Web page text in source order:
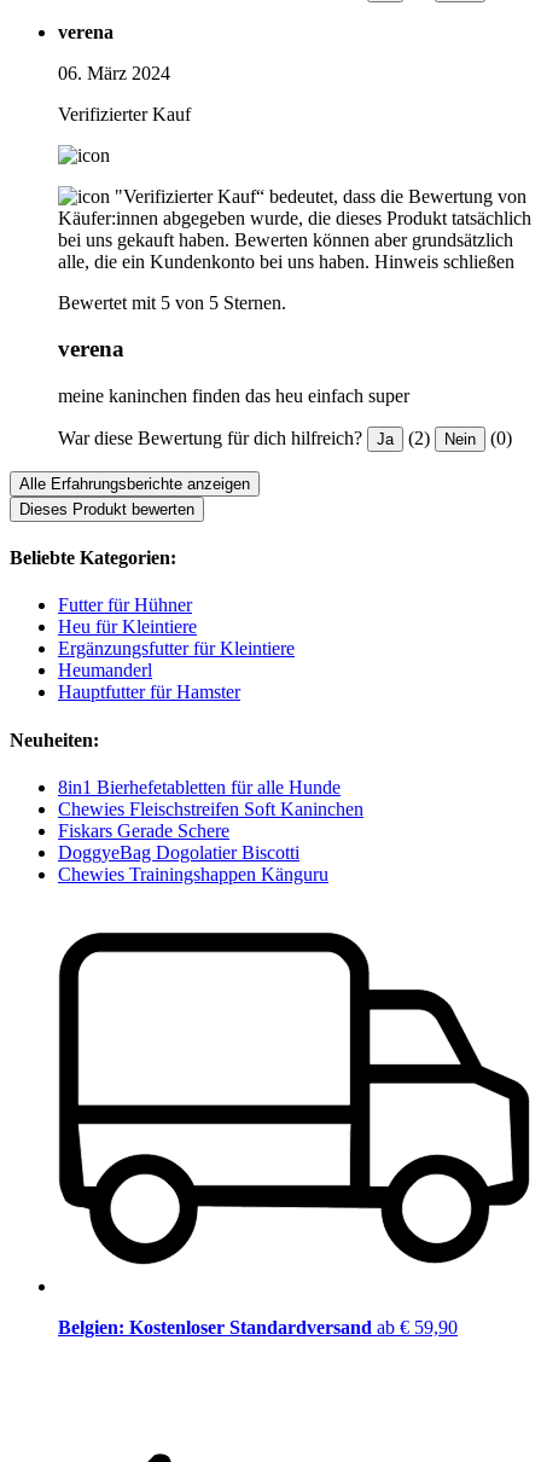
verena
06. März 2024
Verifizierter Kauf
"Verifizierter Kauf“ bedeutet, dass die Bewertung von
Käufer:innen abgegeben wurde, die dieses Produkt tatsächlich
bei uns gekauft haben. Bewerten können aber grundsätzlich
alle, die ein Kundenkonto bei uns haben. Hinweis schließen
Bewertet mit 5 von 5 Sternen.
verena
meine kaninchen finden das heu einfach super
War diese Bewertung für dich hilfreich? Ja (2) Nein (0)
Alle Erfahrungsberichte anzeigen
Dieses Produkt bewerten
Beliebte Kategorien:
Futter für Hühner
Heu für Kleintiere
Ergänzungsfutter für Kleintiere
Heumanderl
Hauptfutter für Hamster
Neuheiten:
8in1 Bierhefetabletten für alle Hunde
Chewies Fleischstreifen Soft Kaninchen
Fiskars Gerade Schere
DoggyeBag Dogolatier Biscotti
Chewies Trainingshappen Känguru
Belgien: Kostenloser Standardversand ab € 59,90